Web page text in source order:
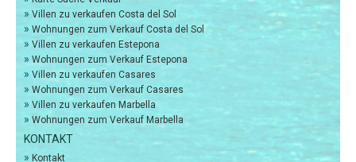
» Villen zu verkaufen Costa del Sol
» Wohnungen zum Verkauf Costa del Sol
» Villen zu verkaufen Estepona
» Wohnungen zum Verkauf Estepona
» Villen zu verkaufen Casares
» Wohnungen zum Verkauf Casares
» Villen zu verkaufen Marbella
» Wohnungen zum Verkauf Marbella
KONTAKT
» Kontakt